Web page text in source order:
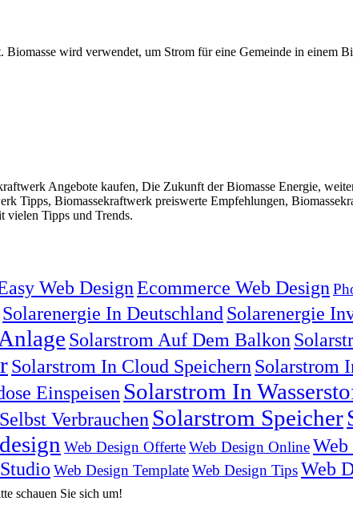
wird verwendet, um Strom für eine Gemeinde in einem
Angebote kaufen, Die Zukunft der Biomasse Energie,
Tipps, Biomassekraftwerk preiswerte Empfehlungen,
vielen Tipps und Trends.
Web DesignEcommerce Web Design
Solarenergie In Deutschland Solarenergie
Solarstrom Auf Dem Balkon
Solarstrom In Cloud Speichern Solarstrom
Einspeisen Solarstrom In
Verbrauchen Solarstrom Speicher
Web Design OfferteWeb Design OnlineWeb
Web Design TemplateWeb Design TipsWeb
schauen Sie sich um!